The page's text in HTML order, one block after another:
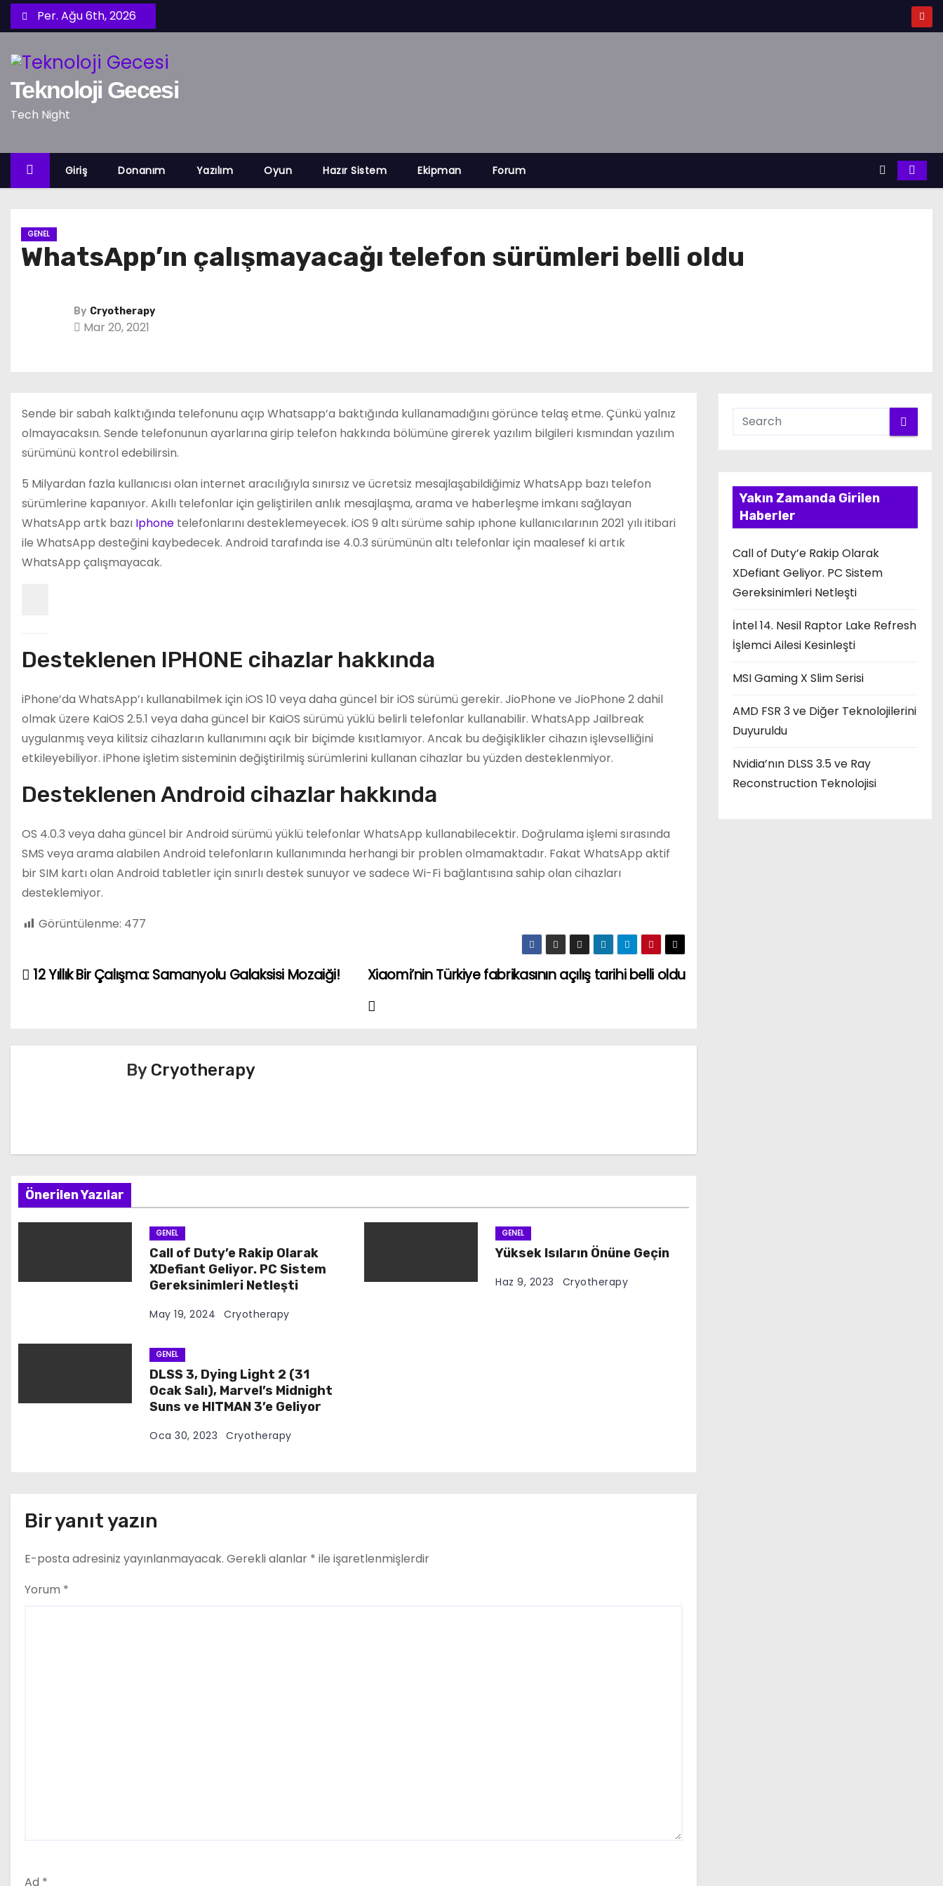
k
t
Per. Ağu 6th, 2026
Teknoloji Gecesi
Tech Night
Giriş Donanım Yazılım Oyun Hazır Sistem Ekipman Forum
GENEL
WhatsApp’ın çalışmayacağı telefon sürümleri belli oldu
By Cryotherapy
Mar 20, 2021
Sende bir sabah kalktığında telefonunu açıp Whatsapp’a baktığında kullanamadığını görünce telaş etme. Çünkü yalnız
olmayacaksın. Sende telefonunun ayarlarına girip telefon hakkında bölümüne girerek yazılım bilgileri kısmından yazılım
sürümünü kontrol edebilirsin.
5 Milyardan fazla kullanıcısı olan internet aracılığıyla sınırsız ve ücretsiz mesajlaşabildiğimiz WhatsApp bazı telefon
sürümlerine kapanıyor. Akıllı telefonlar için geliştirilen anlık mesajlaşma, arama ve haberleşme imkanı sağlayan
WhatsApp artk bazı Iphone telefonlarını desteklemeyecek. iOS 9 altı sürüme sahip ıphone kullanıcılarının 2021 yılı itibari
ile WhatsApp desteğini kaybedecek. Android tarafında ise 4.0.3 sürümünün altı telefonlar için maalesef ki artık
WhatsApp çalışmayacak.
Desteklenen IPHONE cihazlar hakkında
iPhone’da WhatsApp’ı kullanabilmek için iOS 10 veya daha güncel bir iOS sürümü gerekir. JioPhone ve JioPhone 2 dahil
olmak üzere KaiOS 2.5.1 veya daha güncel bir KaiOS sürümü yüklü belirli telefonlar kullanabilir. WhatsApp Jailbreak
uygulanmış veya kilitsiz cihazların kullanımını açık bir biçimde kısıtlamıyor. Ancak bu değişiklikler cihazın işlevselliğini
etkileyebiliyor. iPhone işletim sisteminin değiştirilmiş sürümlerini kullanan cihazlar bu yüzden desteklenmiyor.
Desteklenen Android cihazlar hakkında
OS 4.0.3 veya daha güncel bir Android sürümü yüklü telefonlar WhatsApp kullanabilecektir. Doğrulama işlemi sırasında
SMS veya arama alabilen Android telefonların kullanımında herhangi bir problen olmamaktadır. Fakat WhatsApp aktif
bir SIM kartı olan Android tabletler için sınırlı destek sunuyor ve sadece Wi-Fi bağlantısına sahip olan cihazları
desteklemiyor.
Görüntülenme: 477
Y
z
z
i
n
e
Xiaomi’nin Türkiye fabrikasının açılış tarihi belli oldu
12 Yıllık Bir Çalışma: Samanyolu Galaksisi Mozaiği!
By Cryotherapy
Önerilen Yazılar
GENEL
Call of Duty’e Rakip Olarak
XDefiant Geliyor. PC Sistem
Gereksinimleri Netleşti
May 19, 2024 Cryotherapy
GENEL
Yüksek Isıların Önüne Geçin
Haz 9, 2023 Cryotherapy
GENEL
DLSS 3, Dying Light 2 (31
Ocak Salı), Marvel’s Midnight
Suns ve HITMAN 3’e Geliyor
Oca 30, 2023 Cryotherapy
Bir yanıt yazın
E-posta adresiniz yayınlanmayacak. Gerekli alanlar * ile işaretlenmişlerdir
Yorum *
Ad *
Yakın Zamanda Girilen
Haberler
Call of Duty’e Rakip Olarak
XDefiant Geliyor. PC Sistem
Gereksinimleri Netleşti
İntel 14. Nesil Raptor Lake Refresh
İşlemci Ailesi Kesinleşti
MSI Gaming X Slim Serisi
AMD FSR 3 ve Diğer Teknolojilerini
Duyuruldu
Nvidia’nın DLSS 3.5 ve Ray
Reconstruction Teknolojisi